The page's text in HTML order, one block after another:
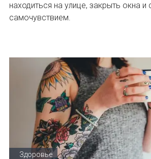
находиться на улице, закрыть окна и
самочувствием.
Здоровье